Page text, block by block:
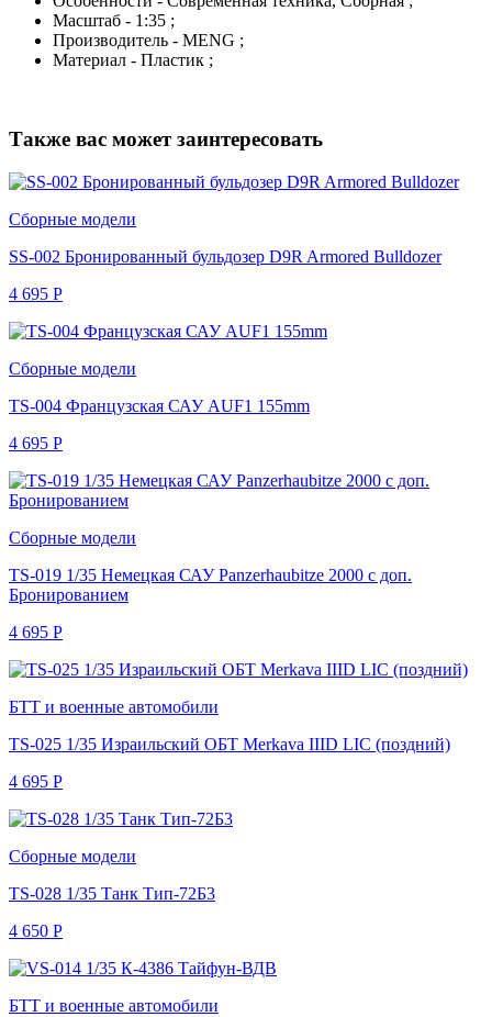
Масштаб - 1:35 ;
Производитель - MENG ;
Материал - Пластик ;
Также вас может заинтересовать
Сборные модели
SS-002 Бронированный бульдозер D9R Armored Bulldozer
4 695 Р
Сборные модели
TS-004 Французская САУ AUF1 155mm
4 695 Р
Сборные модели
TS-019 1/35 Немецкая САУ Panzerhaubitze 2000 с доп.
Бронированием
4 695 Р
БТТ и военные автомобили
TS-025 1/35 Израильский ОБТ Merkava IIID LIC (поздний)
4 695 Р
Сборные модели
TS-028 1/35 Танк Тип-72Б3
4 650 Р
БТТ и военные автомобили